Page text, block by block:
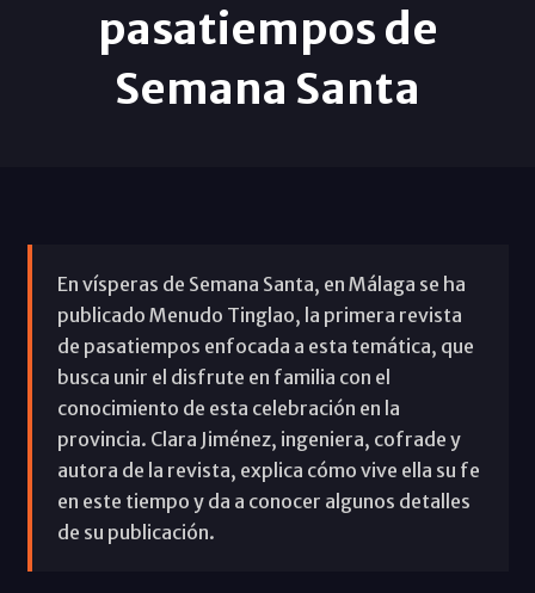
pasatiempos de
Semana Santa
En vísperas de Semana Santa, en Málaga se ha
publicado Menudo Tinglao, la primera revista
de pasatiempos enfocada a esta temática, que
busca unir el disfrute en familia con el
conocimiento de esta celebración en la
provincia. Clara Jiménez, ingeniera, cofrade y
autora de la revista, explica cómo vive ella su fe
en este tiempo y da a conocer algunos detalles
de su publicación.